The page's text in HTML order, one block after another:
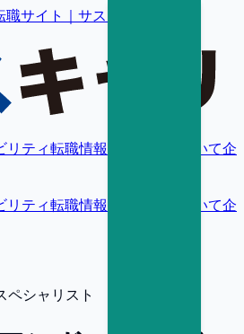
サイト｜サスキャリ
リティ転職情報 転職支援について企
リティ転職情報 転職支援について企
ペシャリスト